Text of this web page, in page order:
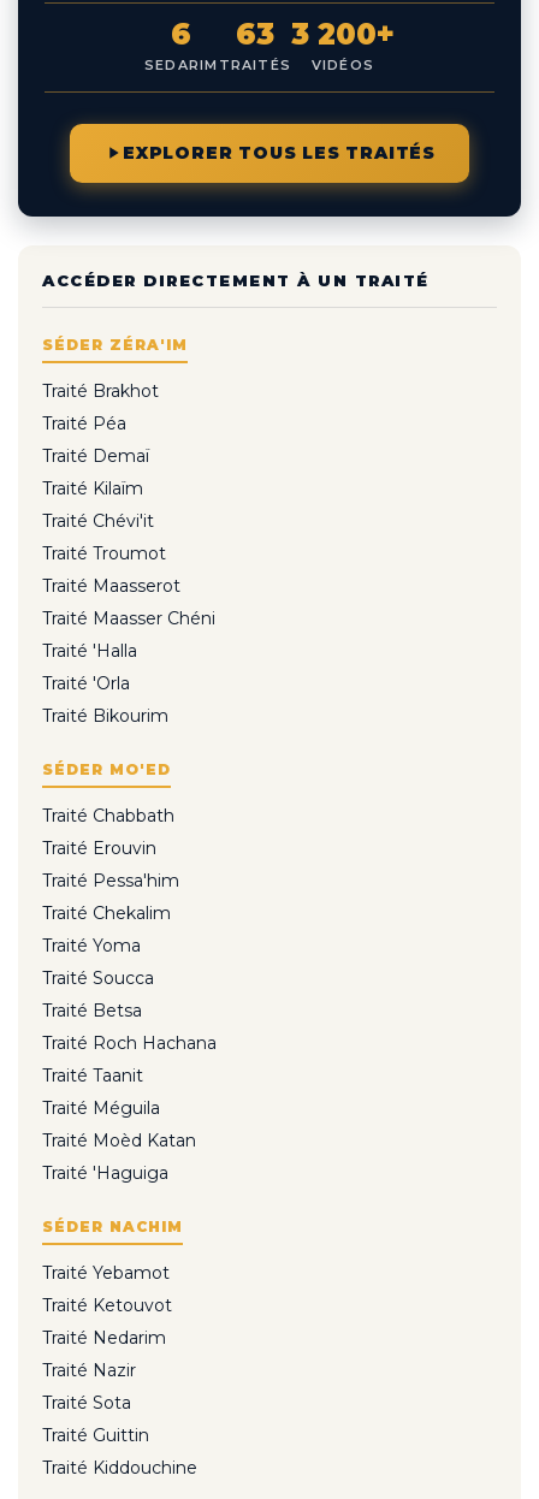
6
SEDARIM
63
TRAITÉS
3 200+
VIDÉOS
EXPLORER TOUS LES TRAITÉS
ACCÉDER DIRECTEMENT À UN TRAITÉ
SÉDER ZÉRA'IM
Traité Brakhot
Traité Péa
Traité Demaï
Traité Kilaïm
Traité Chévi'it
Traité Troumot
Traité Maasserot
Traité Maasser Chéni
Traité 'Halla
Traité 'Orla
Traité Bikourim
SÉDER MO'ED
Traité Chabbath
Traité Erouvin
Traité Pessa'him
Traité Chekalim
Traité Yoma
Traité Soucca
Traité Betsa
Traité Roch Hachana
Traité Taanit
Traité Méguila
Traité Moèd Katan
Traité 'Haguiga
SÉDER NACHIM
Traité Yebamot
Traité Ketouvot
Traité Nedarim
Traité Nazir
Traité Sota
Traité Guittin
Traité Kiddouchine